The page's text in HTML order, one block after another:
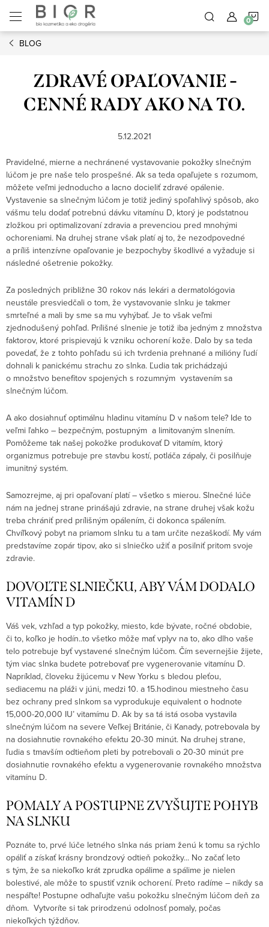
obsah
BLOG
ZDRAVÉ OPAĽOVANIE -
CENNÉ RADY AKO NA TO.
5.12.2021
Pravidelné, mierne a nechránené vystavovanie pokožky slnečným
lúčom je pre naše telo prospešné. Ak sa teda opaľujete s rozumom,
môžete veľmi jednoducho a lacno docieliť zdravé opálenie.
Vystavenie sa slnečným lúčom je totiž jediný spoľahlivý spôsob, ako
vášmu telu dodať potrebnú dávku vitamínu D, ktorý je podstatnou
zložkou pri optimalizovaní zdravia a prevenciou pred mnohými
ochoreniami. Na druhej strane však platí aj to, že nezodpovedné
a príliš intenzívne opaľovanie je bezpochyby škodlivé a vyžaduje si
následné ošetrenie pokožky.
Za posledných približne 30 rokov nás lekári a dermatológovia
neustále presviedčali o tom, že vystavovanie slnku je takmer
smrteľné a mali by sme sa mu vyhýbať. Je to však veľmi
zjednodušený pohľad. Prílišné slnenie je totiž iba jedným z množstva
faktorov, ktoré prispievajú k vzniku ochorení kože. Dalo by sa teda
povedať, že z tohto pohľadu sú ich tvrdenia prehnané a milióny ľudí
dohnali k panickému strachu zo slnka. Ľudia tak prichádzajú
o množstvo benefitov spojených s rozumným vystavením sa
slnečným lúčom.
A ako dosiahnuť optimálnu hladinu vitamínu D v našom tele? Ide to
veľmi ľahko – bezpečným, postupným a limitovaným slnením.
Pomôžeme tak našej pokožke produkovať D vitamím, ktorý
organizmus potrebuje pre stavbu kostí, potláča zápaly, či posilňuje
imunitný systém.
Samozrejme, aj pri opaľovaní platí – všetko s mierou. Slnečné lúče
nám na jednej strane prinášajú zdravie, na strane druhej však kožu
treba chrániť pred prílišným opálením, či dokonca spálením.
Chvíľkový pobyt na priamom slnku tu a tam určite nezaškodí. My vám
predstavíme zopár tipov, ako si slniečko užiť a posilniť pritom svoje
zdravie.
DOVOĽTE SLNIEČKU, ABY VÁM DODALO
VITAMÍN D
Váš vek, vzhľad a typ pokožky, miesto, kde bývate, ročné obdobie,
či to, koľko je hodín..to všetko môže mať vplyv na to, ako dlho vaše
telo potrebuje byť vystavené slnečným lúčom. Čím severnejšie žijete,
tým viac slnka budete potrebovať pre vygenerovanie vitamínu D.
Napríklad, človeku žijúcemu v New Yorku s bledou pleťou,
sediacemu na pláži v júni, medzi 10. a 15.hodinou miestneho času
bez ochrany pred slnkom sa vyprodukuje equivalent o hodnote
15,000-20,000 IU’ vitamímu D. Ak by sa tá istá osoba vystavila
slnečným lúčom na severe Veľkej Británie, či Kanady, potrebovala by
na dosiahnutie rovnakého efektu 20-30 minút. Na druhej strane,
ľudia s tmavším odtieňom pleti by potrebovali o 20-30 minút pre
dosiahnutie rovnakého efektu a vygenerovanie rovnakého množstva
vitamínu D.
POMALY A POSTUPNE ZVYŠUJTE POHYB
NA SLNKU
Poznáte to, prvé lúče letného slnka nás priam ženú k tomu sa rýchlo
opáliť a získať krásny brondzový odtieň pokožky... No začať leto
s tým, že sa niekoľko krát zprudka opálime a spálime je nielen
bolestivé, ale môže to spustiť vznik ochorení. Preto radíme – nikdy sa
nespáľte! Postupne odhaľujte vašu pokožku slnečným lúčom deň za
dňom. Vytvoríte si tak prirodzenú odolnosť pomaly, počas
niekoľkých týždňov.